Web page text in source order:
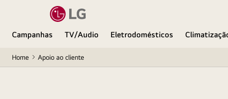
Campanhas TV/Audio Eletrodomésticos
Home Apoio ao cliente